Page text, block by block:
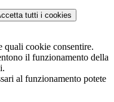
tutti i cookies
quali cookie consentire.
il funzionamento della
al funzionamento potete